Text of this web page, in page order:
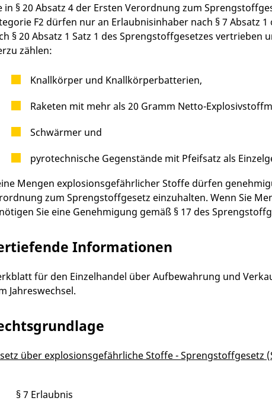
in § 20 Absatz 4 der Ersten Verordnung zum
F2 dürfen nur an Erlaubnisinhaber nach § 7 Absatz
§ 20 Absatz 1 Satz 1 des Sprengstoffgesetzes
zählen:
Knallkörper und Knallkörperbatterien,
Raketen mit mehr als 20 Gramm Netto-
Schwärmer und
pyrotechnische Gegenstände mit Pfeifsatz als
Mengen explosionsgefährlicher Stoffe dürfen
zum Sprengstoffgesetz einzuhalten. Wenn Sie
Sie eine Genehmigung gemäß § 17 des
Informationen
für den Einzelhandel über Aufbewahrung und
Jahreswechsel.
über explosionsgefährliche Stoffe - Sprengstoffgesetz
§ 7 Erlaubnis